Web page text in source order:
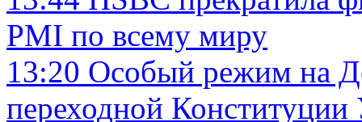
PMI по всему миру
13:20 Особый режим на
переходной